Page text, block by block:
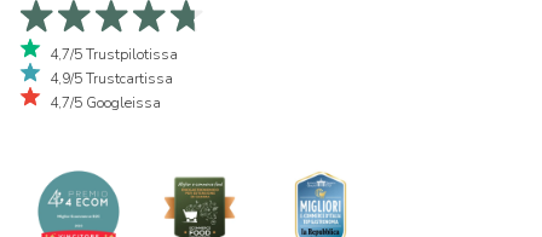
4,7/5 Trustpilotissa
4,9/5 Trustcartissa
4,7/5 Googleissa